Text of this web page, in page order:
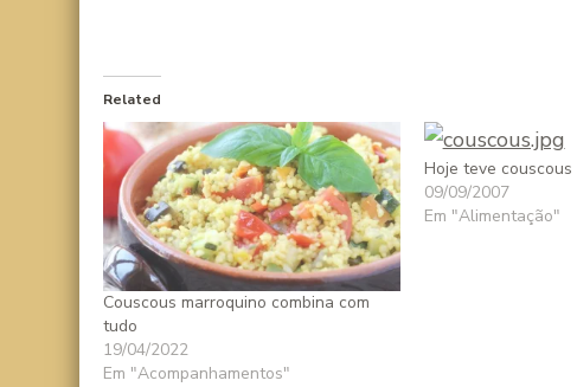
Related
Couscous marroquino combina com
tudo
19/04/2022
Em "Acompanhamentos"
Hoje teve couscous
09/09/2007
Em "Alimentação"